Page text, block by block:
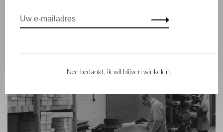
Nee bedankt, ik wil blijven winkelen.